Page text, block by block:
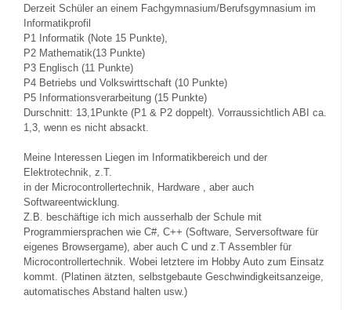
Derzeit Schüler an einem Fachgymnasium/Berufsgymnasium im
Informatikprofil
P1 Informatik (Note 15 Punkte),
P2 Mathematik(13 Punkte)
P3 Englisch (11 Punkte)
P4 Betriebs und Volkswirttschaft (10 Punkte)
P5 Informationsverarbeitung (15 Punkte)
Durschnitt: 13,1Punkte (P1 & P2 doppelt). Vorraussichtlich ABI ca.
1,3, wenn es nicht absackt.
Meine Interessen Liegen im Informatikbereich und der
Elektrotechnik, z.T.
in der Microcontrollertechnik, Hardware , aber auch
Softwareentwicklung.
Z.B. beschäftige ich mich ausserhalb der Schule mit
Programmiersprachen wie C#, C++ (Software, Serversoftware für
eigenes Browsergame), aber auch C und z.T Assembler für
Microcontrollertechnik. Wobei letztere im Hobby Auto zum Einsatz
kommt. (Platinen ätzten, selbstgebaute Geschwindigkeitsanzeige,
automatisches Abstand halten usw.)